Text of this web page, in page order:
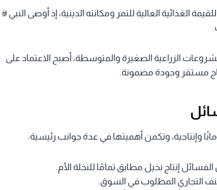
الغذائية العالية للتمر ومكانته الدينية، إذ أوصى النبي ﷺ
الزراعية الصغيرة والمتوسطة، أصبح الاعتماد على
مستقر وجودة مضمونة.
أمانًا وإنتاجية، وتكمن أهميتها في عدة جوانب رئيسية:
إنتاج نخيل مطابق تمامًا للنخلة الأم.
التجاري المطلوب في السوق.